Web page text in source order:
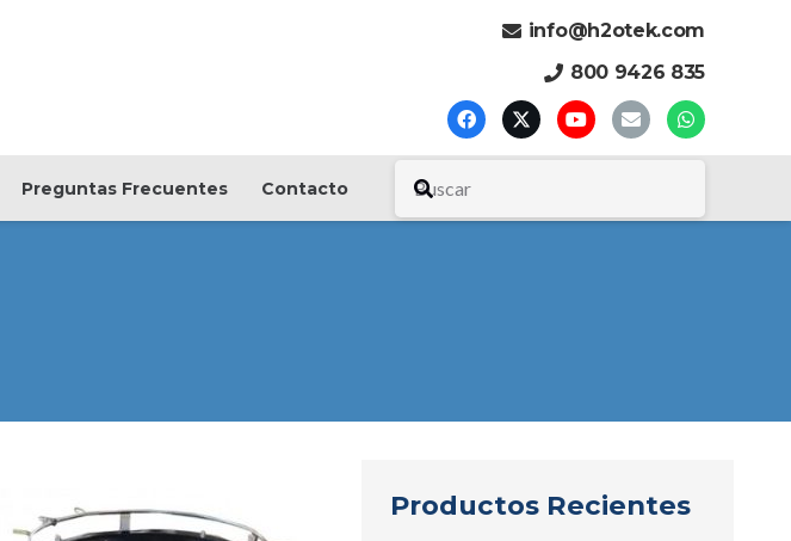
info@h2otek.com
800 9426 835
Preguntas Frecuentes Contacto
Productos Recientes